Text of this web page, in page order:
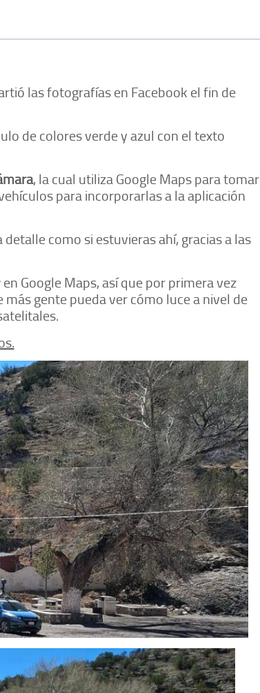
las fotografías en Facebook el fin de
de colores verde y azul con el texto
, la cual utiliza Google Maps para tomar
para incorporarlas a la aplicación
detalle como si estuvieras ahí, gracias a las
Google Maps, así que por primera vez
gente pueda ver cómo luce a nivel de